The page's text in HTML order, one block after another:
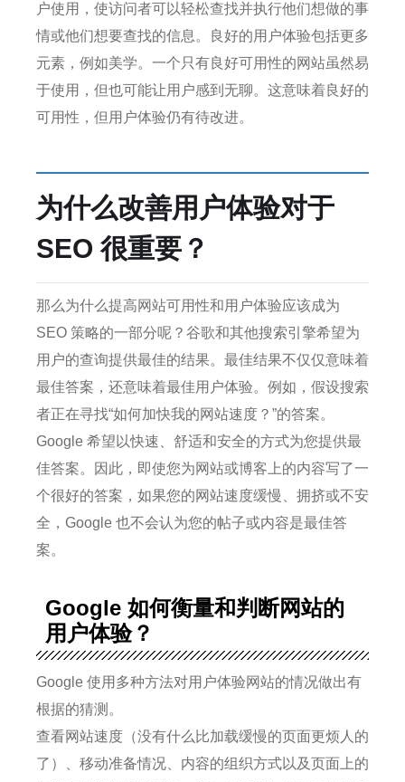
户使用，使访问者可以轻松查找并执行他们想做的事
情或他们想要查找的信息。
良好的用户体验包括更多
元素，例如美学。 一个只有良好可用性的网站虽然易
于使用，但也可能让用户感到无聊。 这意味着良好的
可用性，但用户体验仍有待改进。
为什么改善用户体验对于
SEO 很重要？
那么为什么提高网站可用性和用户体验应该成为
SEO 策略的一部分呢？ 谷歌和其他搜索引擎希望为
用户的查询提供最佳的结果。 最佳结果不仅仅意味着
最佳答案，还意味着最佳用户体验。 例如，假设搜索
者正在寻找“如何加快我的网站速度？”的答案。
Google 希望以快速、舒适和安全的方式为您提供最
佳答案。
因此，即使您为网站或博客上的内容写了一
个很好的答案，如果您的网站速度缓慢、拥挤或不安
全，Google 也不会认为您的帖子或内容是最佳答
案。
Google 如何衡量和判断网站的
用户体验？
Google 使用多种方法对用户体验网站的情况做出有
根据的猜测。
查看网站速度（没有什么比加载缓慢的页面更烦人的
了）、移动准备情况、内容的组织方式以及页面上的